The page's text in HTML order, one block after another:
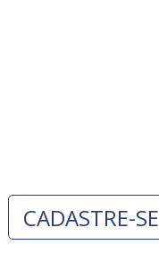
CADASTRE-SE